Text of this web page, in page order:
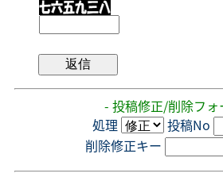
- 投稿修正/削除フォ
処理
投稿No
削除修正キー